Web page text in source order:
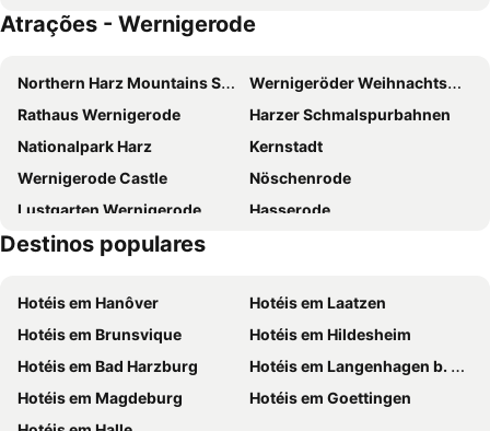
Harz Hotel & Spa Seela
Atrações - Wernigerode
Northern Harz Mountains Snake Farm
Wernigeröder Weihnachtsmarkt
Rathaus Wernigerode
Harzer Schmalspurbahnen
Nationalpark Harz
Kernstadt
Wernigerode Castle
Nöschenrode
Lustgarten Wernigerode
Hasserode
Friedrichshöhe
Rittergut Hedwigsburg Golfing Club
Radau-Wasserfall
Kloster Michaelstein
Rathaus Goslar
Quedlingburg Sightseeing Tour
Destinos populares
Hotéis em Hanôver
Hotéis em Laatzen
Hotéis em Brunsvique
Hotéis em Hildesheim
Hotéis em Bad Harzburg
Hotéis em Langenhagen b. Hannover
Hotéis em Magdeburg
Hotéis em Goettingen